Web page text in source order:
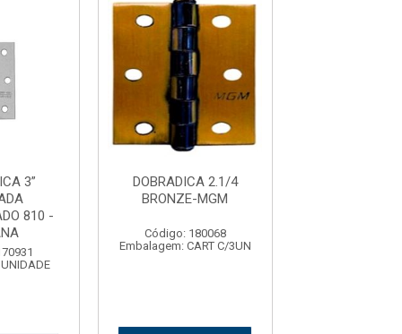
3”
810 -
DOBRADICA 2.1/4
BRONZE-MGM
Código: 180068
Embalagem: CART C/3UN